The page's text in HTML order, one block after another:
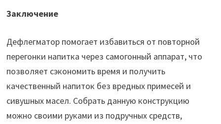
Заключение
Дефлегматор помогает избавиться от повторной
перегонки напитка через самогонный аппарат, что
позволяет сэкономить время и получить
качественный напиток без вредных примесей и
сивушных масел. Собрать данную конструкцию
можно своими руками из подручных средств,